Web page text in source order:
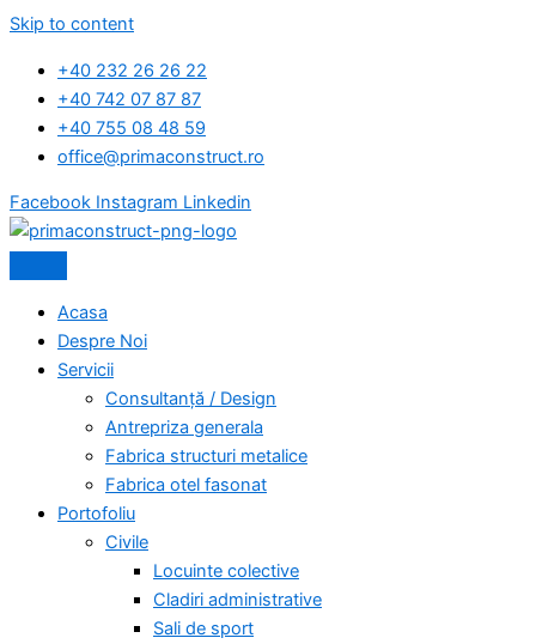
Skip to content
+40 232 26 26 22
+40 742 07 87 87
+40 755 08 48 59
office@primaconstruct.ro
Facebook Instagram Linkedin
Acasa
Despre Noi
Servicii
Consultanță / Design
Antrepriza generala
Fabrica structuri metalice
Fabrica otel fasonat
Portofoliu
Civile
Locuinte colective
Cladiri administrative
Sali de sport